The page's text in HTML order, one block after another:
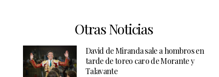
Otras Noticias
David de Miranda sale a hombros en
tarde de toreo caro de Morante y
Talavante